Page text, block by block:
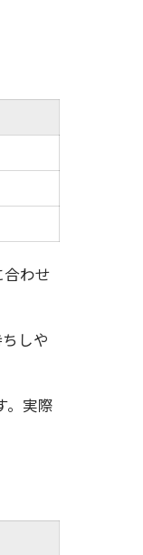
わせ
しや
。実際